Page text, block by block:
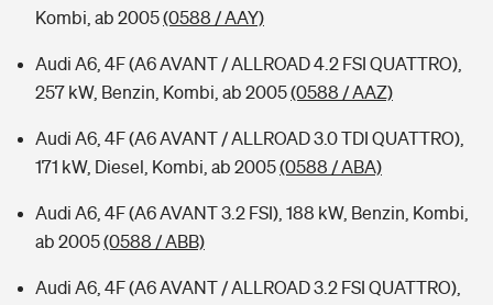
Kombi, ab 2005(0588 / AAY)
Audi A6, 4F (A6 AVANT / ALLROAD 4.2 FSI QUATTRO),
257 kW, Benzin, Kombi, ab 2005(0588 / AAZ)
Audi A6, 4F (A6 AVANT / ALLROAD 3.0 TDI QUATTRO),
171 kW, Diesel, Kombi, ab 2005(0588 / ABA)
Audi A6, 4F (A6 AVANT 3.2 FSI), 188 kW, Benzin, Kombi,
ab 2005(0588 / ABB)
Audi A6, 4F (A6 AVANT / ALLROAD 3.2 FSI QUATTRO),